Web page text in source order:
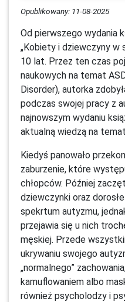
Opublikowany: 11-08-2025
Od pierwszego wydania
„Kobiety i dziewczyny w
10 lat. Przez ten czas
naukowych na temat
Disorder), autorka
podczas swojej pracy z
najnowszym wydaniu
aktualną wiedzą na
Kiedyś panowało
zaburzenie, które
chłopców. Później
dziewczynki oraz
spekrtum autyzmu,
przejawia się u nich
męskiej. Przede
ukrywaniu swojego
„normalnego”
kamuflowaniem albo
również psycholodzy i